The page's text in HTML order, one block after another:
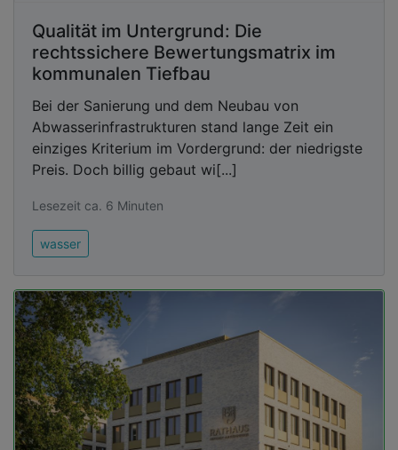
Qualität im Untergrund: Die
rechtssichere Bewertungsmatrix im
kommunalen Tiefbau
Bei der Sanierung und dem Neubau von
Abwasserinfrastrukturen stand lange Zeit ein
einziges Kriterium im Vordergrund: der niedrigste
Preis. Doch billig gebaut wi[...]
Lesezeit ca. 6 Minuten
wasser